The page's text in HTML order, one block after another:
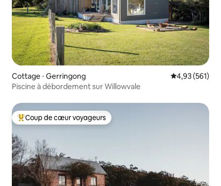
Cottage ⋅ Gerringong Évaluation
4,93 (561)
Piscine à débordement sur Willowvale
Coups de cœur voyageurs les plus appréciés
Coup de cœur voyageurs